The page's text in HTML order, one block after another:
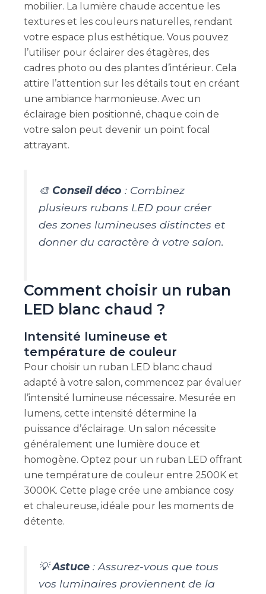
mobilier. La lumière chaude accentue les
textures et les couleurs naturelles, rendant
votre espace plus esthétique. Vous pouvez
l’utiliser pour éclairer des étagères, des
cadres photo ou des plantes d’intérieur. Cela
attire l’attention sur les détails tout en créant
une ambiance harmonieuse. Avec un
éclairage bien positionné, chaque coin de
votre salon peut devenir un point focal
attrayant.
🎨 Conseil déco : Combinez
plusieurs rubans LED pour créer
des zones lumineuses distinctes et
donner du caractère à votre salon.
Comment choisir un ruban
LED blanc chaud ?
Intensité lumineuse et
température de couleur
Pour choisir un ruban LED blanc chaud
adapté à votre salon, commencez par évaluer
l’intensité lumineuse nécessaire. Mesurée en
lumens, cette intensité détermine la
puissance d’éclairage. Un salon nécessite
généralement une lumière douce et
homogène. Optez pour un ruban LED offrant
une température de couleur entre 2500K et
3000K. Cette plage crée une ambiance cosy
et chaleureuse, idéale pour les moments de
détente.
💡Astuce: Assurez-vous que tous
vos luminaires proviennent de la